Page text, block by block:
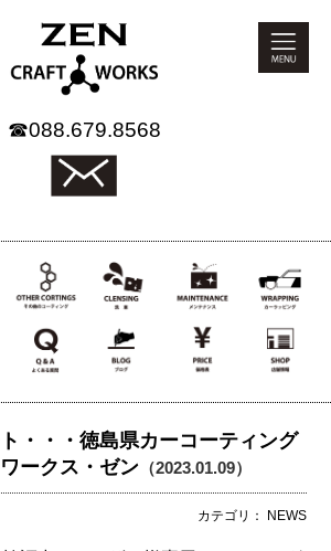
☎088.679.8568
・・・徳島県カーコーティング
ークス・ゼン （2023.01.09）
カテゴリ： NEWS